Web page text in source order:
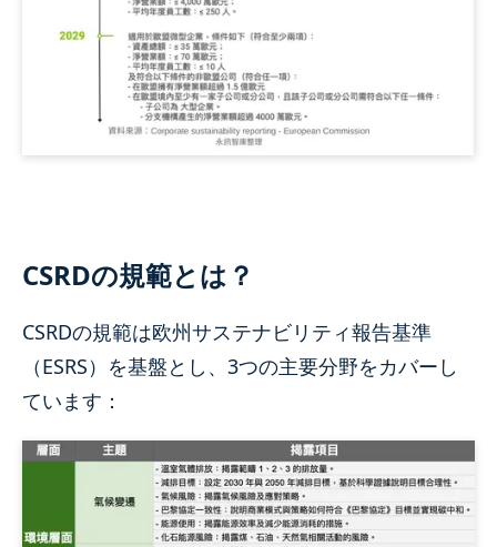
CSRDの規範とは？
CSRDの規範は欧州サステナビリティ報告基準
（ESRS）を基盤とし、3つの主要分野をカバーし
ています：